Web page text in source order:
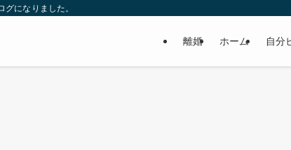
になりました。
離婚 ホーム 自分